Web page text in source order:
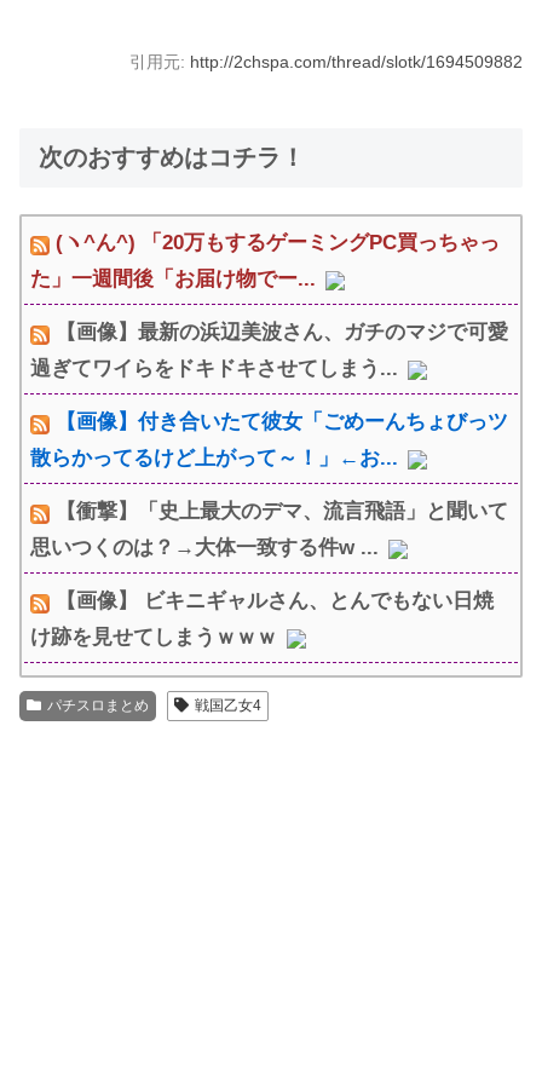
引用元: http://2chspa.com/thread/slotk/1694509882
次のおすすめはコチラ！
(ヽ^ん^) 「20万もするゲーミングPC買っちゃっ
た」一週間後「お届け物でー...
【画像】最新の浜辺美波さん、ガチのマジで可愛
過ぎてワイらをドキドキさせてしまう...
【画像】付き合いたて彼女「ごめーんちょびっツ
散らかってるけど上がって～！」←お...
【衝撃】「史上最大のデマ、流言飛語」と聞いて
思いつくのは？→大体一致する件w ...
【画像】 ビキニギャルさん、とんでもない日焼
け跡を見せてしまうｗｗｗ
パチスロまとめ 戦国乙女4